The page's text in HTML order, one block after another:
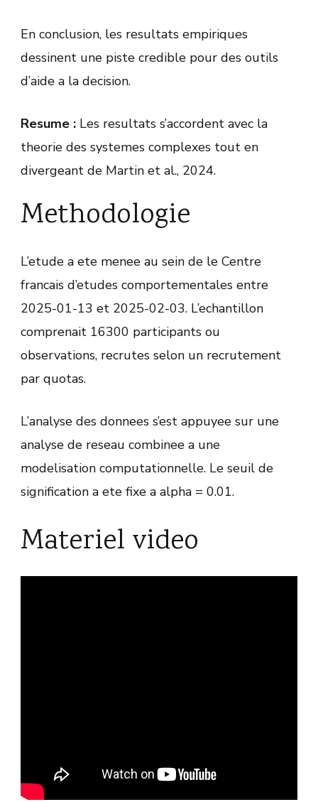
En conclusion, les resultats empiriques
dessinent une piste credible pour des outils
d’aide a la decision.
Resume : Les resultats s’accordent avec la
theorie des systemes complexes tout en
divergeant de Martin et al., 2024.
Methodologie
L’etude a ete menee au sein de le Centre
francais d’etudes comportementales entre
2025-01-13 et 2025-02-03. L’echantillon
comprenait 16300 participants ou
observations, recrutes selon un recrutement
par quotas.
L’analyse des donnees s’est appuyee sur une
analyse de reseau combinee a une
modelisation computationnelle. Le seuil de
signification a ete fixe a alpha = 0.01.
Materiel video